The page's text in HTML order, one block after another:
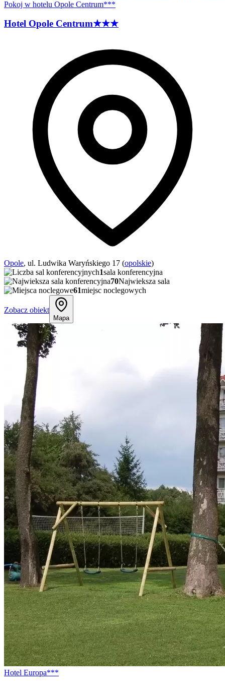
Pokoj w hotelu Opole Centrum***
Hotel Opole Centrum★★★
Opole, ul. Ludwika Waryńskiego 17 (opolskie)
1sala konferencyjna
70Najwieksza sala
61miejsc noclegowych
Zobacz obiekt
Mapa
Hotel Europa***